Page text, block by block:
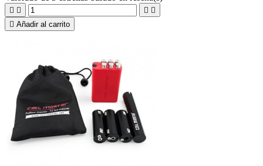
   
 Añadir al carrito